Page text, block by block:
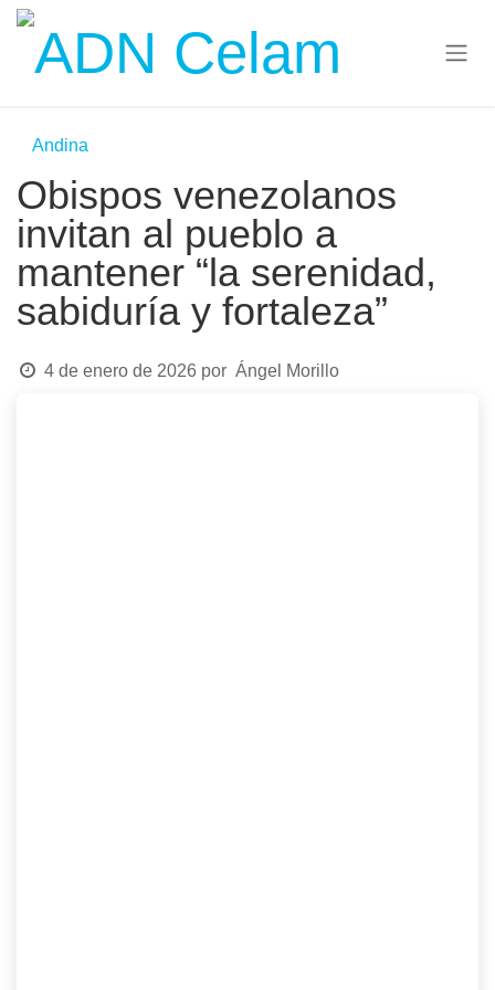
Ir al contenido
Andina
Obispos venezolanos
invitan al pueblo a
mantener “la serenidad,
sabiduría y fortaleza”
4 de enero de 2026 por Ángel Morillo